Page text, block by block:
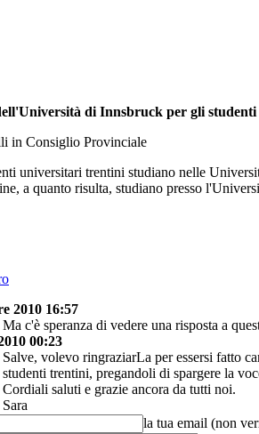
di Innsbruck per gli
in Consiglio Provinciale
universitari trentini studiano nelle
a quanto risulta, studiano presso
2010 16:57
Ma c'è speranza di vedere una risposta a
00:23
Salve, volevo ringraziarLa per essersi fatto
studenti trentini, pregandoli di spargere la
Cordiali saluti e grazie ancora da tutti noi.
Sara
la tua email (non